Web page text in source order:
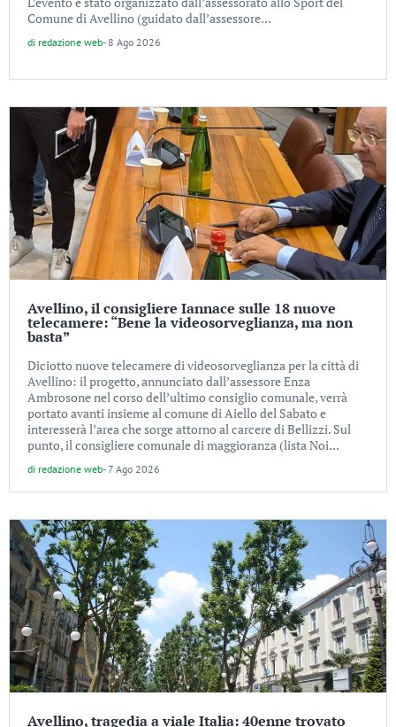
Comune di Avellino (guidato dall’assessore...
di redazione web- 8 Ago 2026
Avellino, il consigliere Iannace sulle 18 nuove
telecamere: “Bene la videosorveglianza, ma non
basta”
Diciotto nuove telecamere di videosorveglianza per la città di
Avellino: il progetto, annunciato dall’assessore Enza
Ambrosone nel corso dell’ultimo consiglio comunale, verrà
portato avanti insieme al comune di Aiello del Sabato e
interesserà l’area che sorge attorno al carcere di Bellizzi. Sul
punto, il consigliere comunale di maggioranza (lista Noi...
di redazione web-7 Ago 2026
Avellino, tragedia a viale Italia: 40enne trovato